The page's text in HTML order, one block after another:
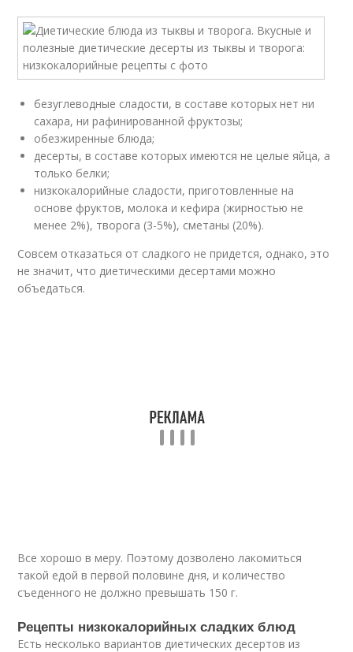
безуглеводные сладости, в составе которых нет ни
сахара, ни рафинированной фруктозы;
обезжиренные блюда;
десерты, в составе которых имеются не целые яйца, а
только белки;
низкокалорийные сладости, приготовленные на
основе фруктов, молока и кефира (жирностью не
менее 2%), творога (3-5%), сметаны (20%).
Совсем отказаться от сладкого не придется, однако, это
не значит, что диетическими десертами можно
объедаться.
Все хорошо в меру. Поэтому дозволено лакомиться
такой едой в первой половине дня, и количество
съеденного не должно превышать 150 г.
Рецепты низкокалорийных сладких блюд
Есть несколько вариантов диетических десертов из